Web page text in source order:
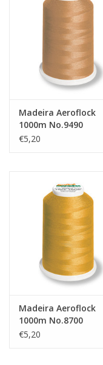
Madeira Aeroflock
1000m No.9490
€5,20
Madeira Aeroflock
1000m No.8700
€5,20